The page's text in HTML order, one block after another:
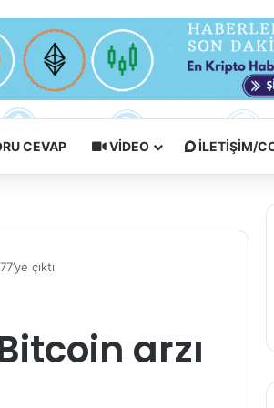
CEVAP VIDEO İLETIŞIM/
çıktı
arzı